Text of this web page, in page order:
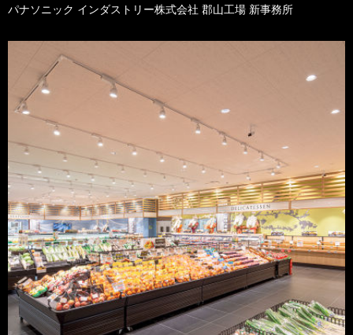
パナソニック インダストリー株式会社 郡山工場 新事務所